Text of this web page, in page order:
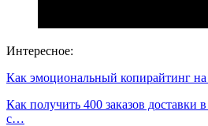
Интересное:
Как эмоциональный копирайтинг
Как получить 400 заказов доставки
с…